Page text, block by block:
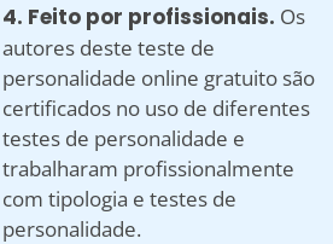
4. Feito por profissionais. Os
autores deste teste de
personalidade online gratuito são
certificados no uso de diferentes
testes de personalidade e
trabalharam profissionalmente
com tipologia e testes de
personalidade.